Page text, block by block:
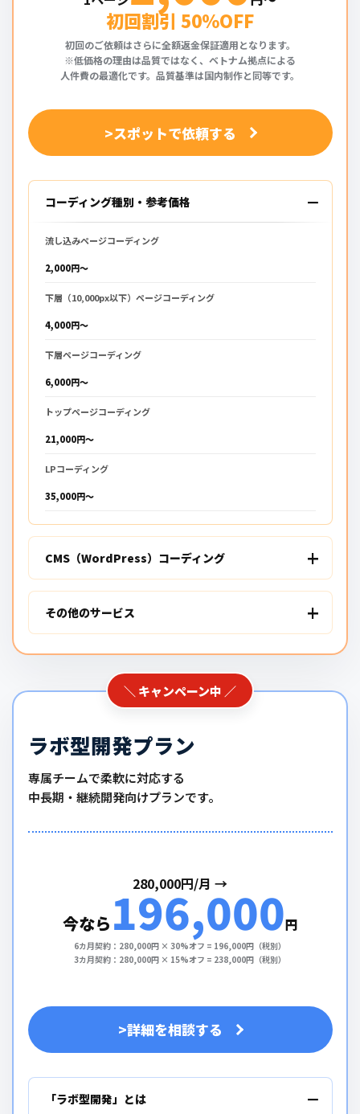
初回割引 50%OFF
初回のご依頼はさらに全額返金保証適用となります。
※低価格の理由は品質ではなく、ベトナム拠点による
人件費の最適化です。品質基準は国内制作と同等です。
>スポットで依頼する
コーディング種別・参考価格
流し込みページコーディング
2,000円〜
下層（10,000px以下）ページコーディング
4,000円〜
下層ページコーディング
6,000円〜
トップページコーディング
21,000円〜
LPコーディング
35,000円〜
CMS（WordPress）コーディング
その他のサービス
＼ キャンペーン中 ／
ラボ型開発プラン
専属チームで柔軟に対応する
中長期・継続開発向けプランです。
280,000円/月 →
今なら 196,000円
6カ月契約：280,000円 × 30%オフ = 196,000円（税別）
3カ月契約：280,000円 × 15%オフ = 238,000円（税別）
>詳細を相談する
「ラボ型開発」とは